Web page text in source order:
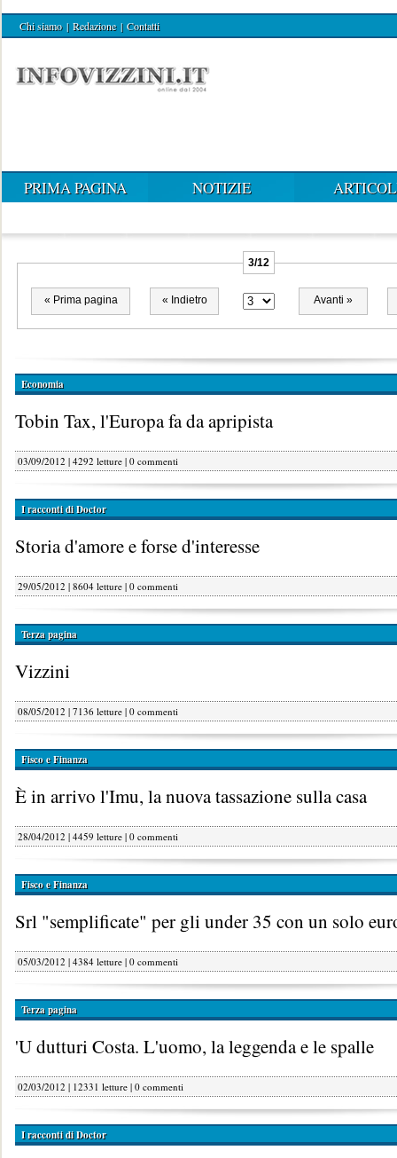
Chi siamo | Redazione | Contatti
PRIMA PAGINA NOTIZIE
3/12
« Prima pagina « Indietro Avanti »
Economia
Tobin Tax, l'Europa fa da apripista
03/09/2012 | 4292 letture | 0 commenti
I racconti di Doctor
Storia d'amore e forse d'interesse
29/05/2012 | 8604 letture | 0 commenti
Terza pagina
Vizzini
08/05/2012 | 7136 letture | 0 commenti
Fisco e Finanza
È in arrivo l'Imu, la nuova tassazione sulla casa
28/04/2012 | 4459 letture | 0 commenti
Fisco e Finanza
Srl "semplificate" per gli under 35 con un solo
05/03/2012 | 4384 letture | 0 commenti
Terza pagina
'U dutturi Costa. L'uomo, la leggenda e le spalle
02/03/2012 | 12331 letture | 0 commenti
I racconti di Doctor